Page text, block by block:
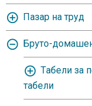
Пазар на труд
Бруто-
Tабели за
табели